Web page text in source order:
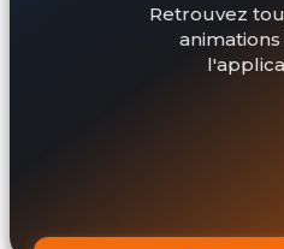
Retrouvez